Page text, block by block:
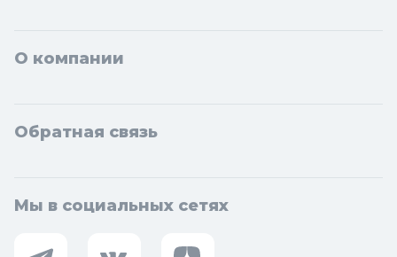
О компании
Обратная связь
Мы в социальных сетях